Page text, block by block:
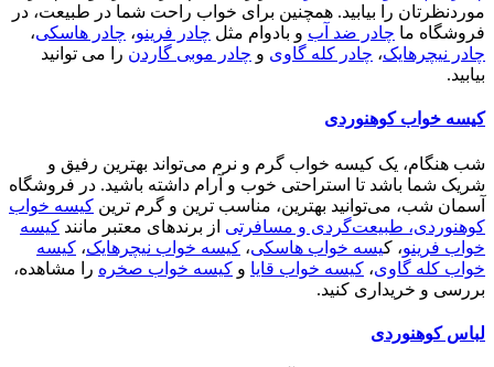
موردنظرتان را بیابید. همچنین برای خواب راحت شما در طبیعت، در
فروشگاه ما چادر ضد آب و بادوام مثل چادر فرینو، چادر هاسکی،
چادر نیچرهایک، چادر کله گاوی و چادر موبی گاردن را می توانید
بیابید.
کیسه خواب کوهنوردی
شب هنگام، یک کیسه خواب گرم و نرم می‌تواند بهترین رفیق و
شریک شما باشد تا استراحتی خوب و آرام داشته باشید. در فروشگاه
آسمان شب، می‌توانید بهترین، مناسب ترین و گرم ترین کیسه خواب
کوهنوردی، طبیعت‌گردی و مسافرتی از برندهای معتبر مانند کیسه
خواب فرینو، کیسه خواب هاسکی، کیسه خواب نیچرهایک، کیسه
خواب کله گاوی، کیسه خواب قایا و کیسه خواب صخره را مشاهده،
بررسی و خریداری کنید.
لباس کوهنوردی